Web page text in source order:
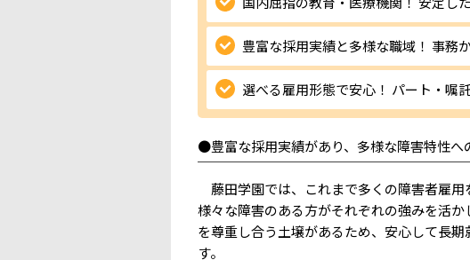
豊富な採用実績と多様な職域！ 事務
選べる雇用形態で安心！ パート・嘱
●豊富な採用実績があり、多様な障害特性へ
￣￣￣￣￣￣￣￣￣￣￣￣￣￣￣￣￣￣￣
藤田学園では、これまで多くの障害者雇用
様々な障害のある方がそれぞれの強みを活
を尊重し合う土壌があるため、安心して長
す。